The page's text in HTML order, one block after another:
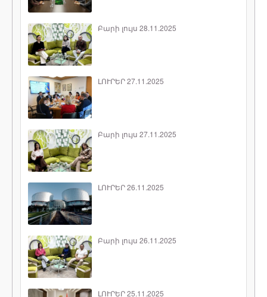
Բարի լույս 28.11.2025
ԼՈՒՐԵՐ 27.11.2025
Բարի լույս 27.11.2025
ԼՈՒՐԵՐ 26.11.2025
Բարի լույս 26.11.2025
ԼՈՒՐԵՐ 25.11.2025